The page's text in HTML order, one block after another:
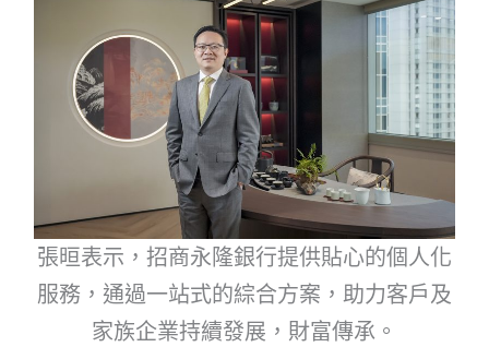
張晅表示，招商永隆銀行提供貼心的個人化
服務，通過一站式的綜合方案，助力客戶及
家族企業持續發展，財富傳承。